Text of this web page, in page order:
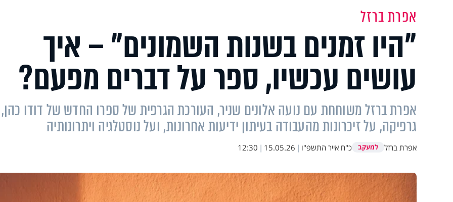
אפרת ברזל
"היו זמנים בשנות השמונים" – איך
עושים עכשיו, ספר על דברים מפעם?
אפרת ברזל משוחחת עם נועה אלונים שניר, העורכת הגרפית של ספרו החדש של דודו
גרפיקה, על זיכרונות מהעבודה בעיתון ידיעות אחרונות, ועל נוסטלגיה ויתרונותיה
אפרת ברזל למעקב כ"ח אייר התשפ"ו |
15.05.26
|
12:30